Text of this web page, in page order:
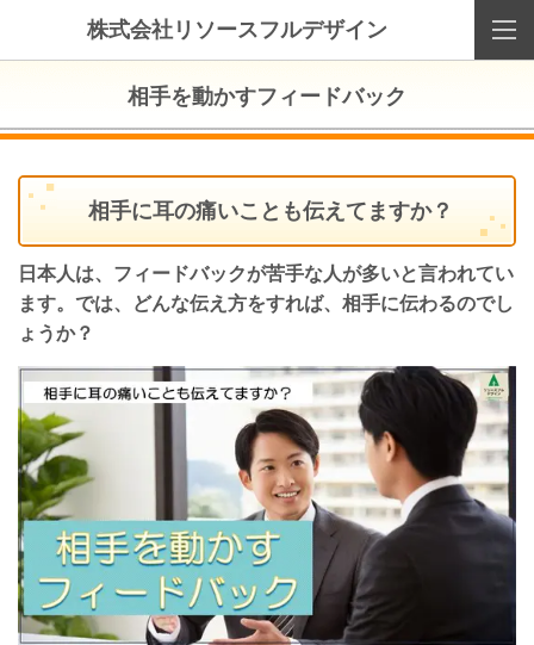
株式会社リソースフルデザイン
相手を動かすフィードバック
相手に耳の痛いことも伝えてますか？
日本人は、フィードバックが苦手な人が多いと言われてい
ます。では、どんな伝え方をすれば、相手に伝わるのでし
ょうか？